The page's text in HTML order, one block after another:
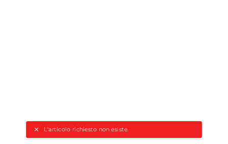
L'articolo richiesto non esiste.